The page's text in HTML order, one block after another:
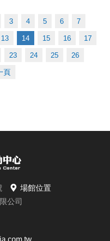
將於開課前通知，並請持
本中心辦理退費。
！
3 4 5 6 7
13 14 15 16 17
23 24 25 26
頁
場館位置
公司